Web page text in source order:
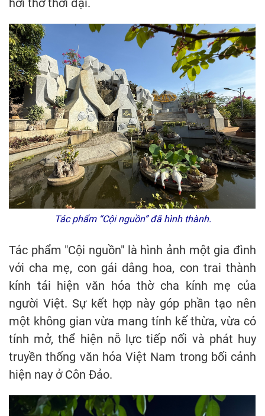
Tác phẩm “Cội nguồn” đã hình thành.
Tác phẩm "Cội nguồn" là hình ảnh một gia đình
với cha mẹ, con gái dâng hoa, con trai thành
kính tái hiện văn hóa thờ cha kính mẹ của
người Việt. Sự kết hợp này góp phần tạo nên
một không gian vừa mang tính kế thừa, vừa có
tính mở, thể hiện nỗ lực tiếp nối và phát huy
truyền thống văn hóa Việt Nam trong bối cảnh
hiện nay ở Côn Đảo.